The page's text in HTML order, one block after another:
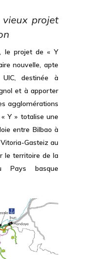
projet
le projet de « Y
nouvelle, apte
destinée à
et à apporter
agglomérations
Y » totalise une
entre Bilbao à
Vitoria-Gasteiz au
le territoire de la
Pays basque